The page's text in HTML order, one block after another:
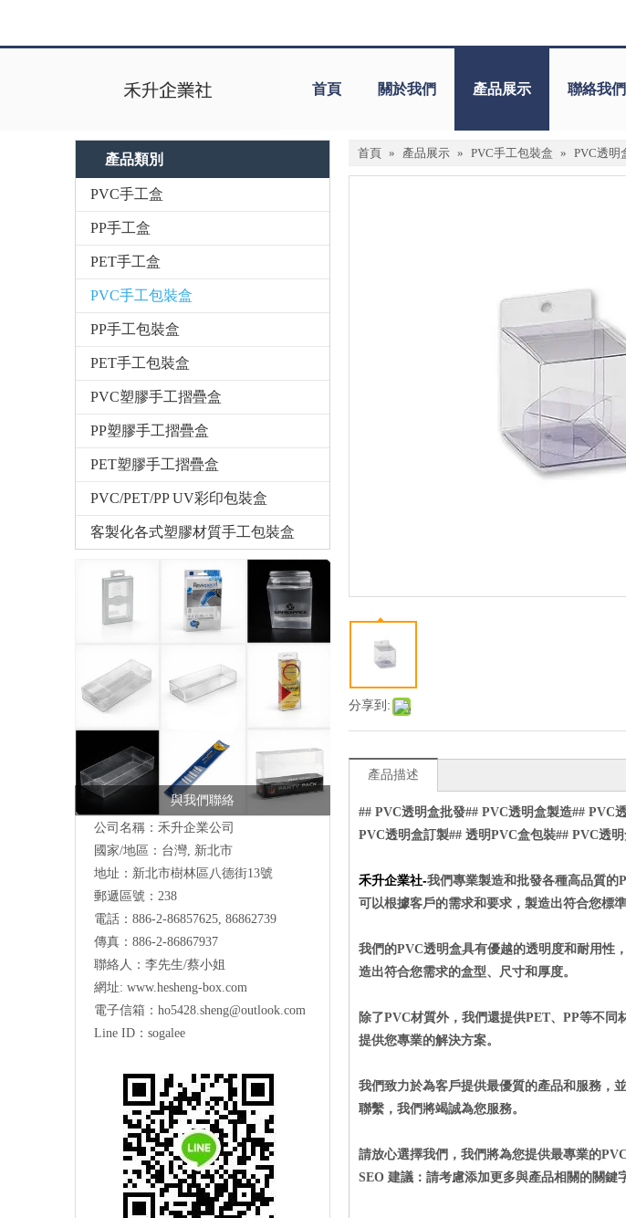
首頁 關於我們 產品展示 聯絡我們
產品類別
PVC手工盒
PP手工盒
PET手工盒
PVC手工包裝盒
PP手工包裝盒
PET手工包裝盒
PVC塑膠手工摺疊盒
PP塑膠手工摺疊盒
PET塑膠手工摺疊盒
PVC/PET/PP UV彩印包裝盒
客製化各式塑膠材質手工包裝盒
與我們聯絡
公司名稱：禾升企業公司
國家/地區：台灣, 新北市
地址：新北市樹林區八德街13號
郵遞區號：238
電話：886-2-86857625, 86862739
傳真：886-2-86867937
聯絡人：李先生/蔡小姐
網址: www.hesheng-box.com
電子信箱：ho5428.sheng@outlook.com
Line ID ： sogalee
首頁 » 產品展示 » PVC手工包裝盒 » PVC透明
分享到:
產品描述
## PVC透明盒批發## PVC透明盒製造## PVC
PVC透明盒訂製## 透明PVC盒包裝## PVC透
禾升企業社-我們專業製造和批發各種高品質的
可以根據客戶的需求和要求，製造出符合您標準
我們的PVC透明盒具有優越的透明度和耐用性
造出符合您需求的盒型、尺寸和厚度。
除了PVC材質外，我們還提供PET、 PP等不同
提供您專業的解決方案。
我們致力於為客戶提供最優質的產品和服務，
聯繫，我們將竭誠為您服務。
請放心選擇我們，我們將為您提供最專業的PVC
SEO 建議：請考慮添加更多與產品相關的關鍵